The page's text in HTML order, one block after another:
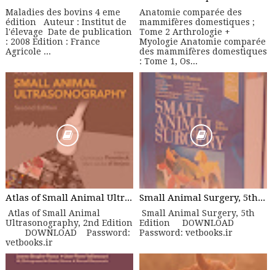
Maladies des bovins 4 eme
édition Auteur : Institut de
l'élevage Date de publication
: 2008 Edition : France
Agricole ...
Anatomie comparée des
mammifères domestiques ;
Tome 2 Arthrologie +
Myologie Anatomie comparée
des mammifères domestiques
: Tome 1, Os...
Atlas of Small Animal Ultrasonography, 2nd Edition
Atlas of Small Animal
Ultrasonography, 2nd Edition
DOWNLOAD Password:
vetbooks.ir
Small Animal Surgery, 5th Edition
Small Animal Surgery, 5th
Edition DOWNLOAD
Password: vetbooks.ir